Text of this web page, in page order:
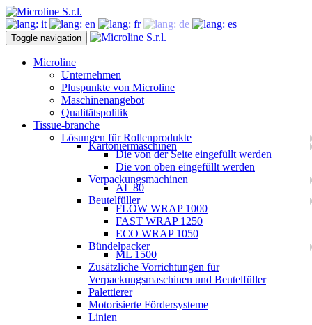
Toggle navigation
Microline
Unternehmen
Pluspunkte von Microline
Maschinenangebot
Qualitätspolitik
Tissue-branche
Lösungen für Rollenprodukte
Kartoniermaschinen
Die von der Seite eingefüllt werden
Die von oben eingefüllt werden
Verpackungsmachinen
AL 80
Beutelfüller
FLOW WRAP 1000
FAST WRAP 1250
ECO WRAP 1050
Bündelpacker
ML 1500
Zusätzliche Vorrichtungen für
Verpackungsmaschinen und Beutelfüller
Palettierer
Motorisierte Fördersysteme
Linien